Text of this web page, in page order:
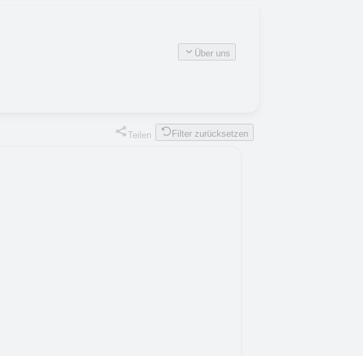
Über uns
Teilen Filter zurücksetzen